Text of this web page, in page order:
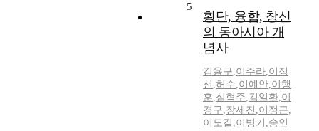
5
횡단, 융합, 창신
의 동아시아 개
념사
김용구,이주라,이정
선 ,허수,이예안,이행
훈,심혁주,김일환,이
경구,장세진 ,이정근,
이도길 ,이병기 ,송인